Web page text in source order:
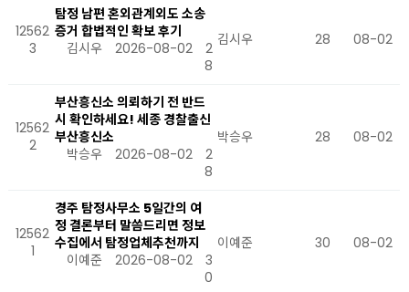
12562
3
탐정 남편 혼외관계외도 소송
증거 합법적인 확보 후기
김시우
2026-08-02
2
8
김시우 28 08-02
12562
2
부산흥신소 의뢰하기 전 반드
시 확인하세요! 세종 경찰출신
부산흥신소
박승우
2026-08-02
2
8
박승우 28 08-02
12562
1
경주 탐정사무소 5일간의 여
정 결론부터 말씀드리면 정보
수집에서 탐정업체추천까지
이예준
2026-08-02
3
0
이예준 30 08-02